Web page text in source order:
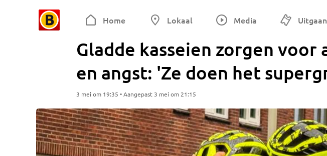
Home Lokaal Media Uitgaan
Gladde kasseien zorgen voor
en angst: 'Ze doen het
3 mei om 19:35 • Aangepast 3 mei om 21:15